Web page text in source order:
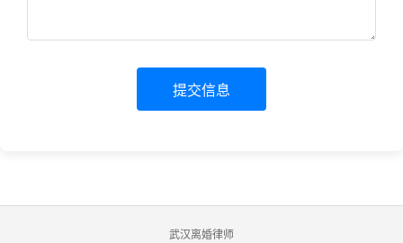
提交信息
武汉离婚律师